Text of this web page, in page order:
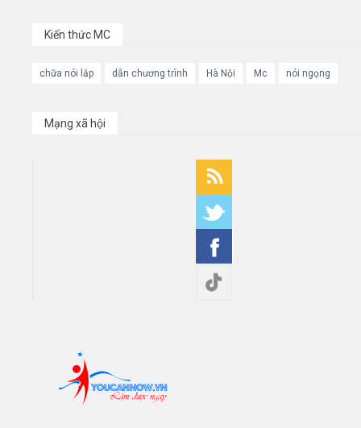
Kiến thức MC
chữa nói lắp dẫn chương trình Hà Nội Mc nói ngọng
Mạng xã hội